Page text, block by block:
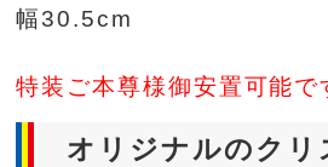
幅30.5cm
特装ご本尊様御安置可能で
オリジナルのクリ